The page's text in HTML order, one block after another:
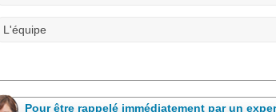
L'équipe
Pour être rappelé immédiatement par un